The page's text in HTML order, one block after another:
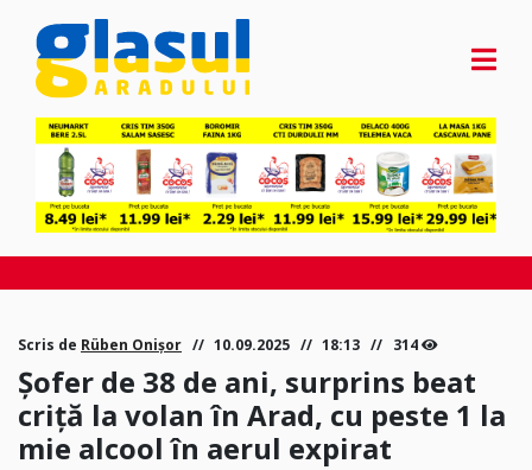
Scris de Rüben Onișor 10.09.2025 18:13 314
Șofer de 38 de ani, surprins beat
criță la volan în Arad, cu peste 1 la
mie alcool în aerul expirat